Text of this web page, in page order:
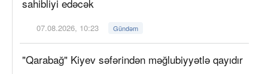
sahibliyi edəcək
07.08.2026, 10:23 Gündəm
"Qarabağ" Kiyev səfərindən məğlubiyyətlə qayıdır